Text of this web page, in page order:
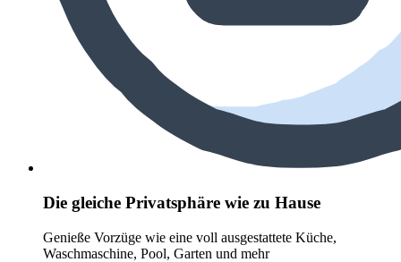
Die gleiche Privatsphäre wie zu Hause
Genieße Vorzüge wie eine voll ausgestattete Küche,
Waschmaschine, Pool, Garten und mehr